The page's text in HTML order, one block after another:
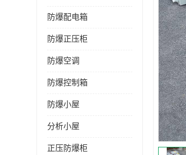
防爆配电箱
防爆正压柜
防爆空调
防爆控制箱
防爆小屋
分析小屋
正压防爆柜